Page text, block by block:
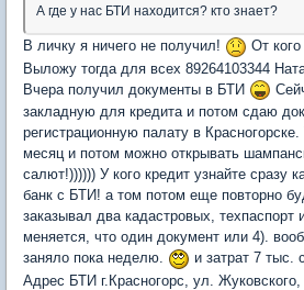
А где у нас БТИ находится? кто знает?
В личку я ничего не получил!
От
Выложу тогда для всех 89264103344
Вчера получил документы в БТИ
закладную для кредита и потом сдаю
регистрационную палату в
месяц и потом можно открывать
салют!)))))) У кого кредит узнайте сразу
банк с БТИ! а том потом еще повторно
заказывал два кадастровых, техпаспорт
меняется, что один документ или 4).
заняло пока неделю.
и затрат 7 тыс.
Адрес БТИ г.Красногорс, ул.